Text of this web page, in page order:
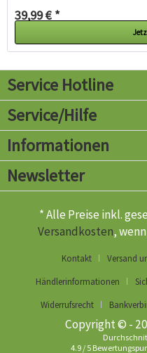
39,99 € *
Service Hotline
Service/Hilfe
Informationen
Newsletter
* Alle Preise inkl.
Versandkosten,
Kontakt
Versand
Händlerinformationen
Widerrufsrecht
Copyright © -
4.9 / 5